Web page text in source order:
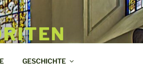
GESCHICHTE